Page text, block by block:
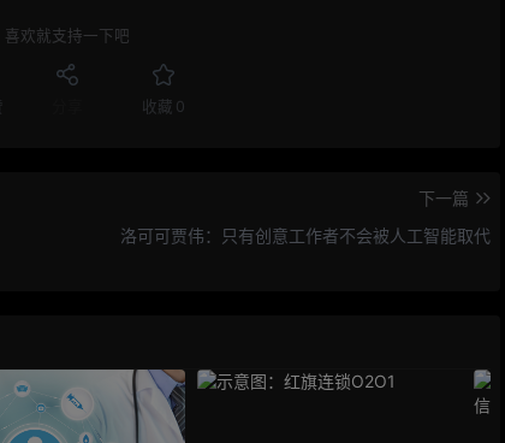
喜欢就支持一下吧
收藏 0
下一篇
洛可可贾伟：只有创意工作者不会被人工智能取代